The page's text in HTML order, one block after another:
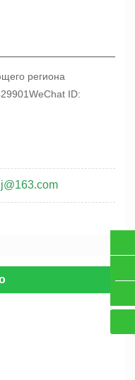
региона
ID: